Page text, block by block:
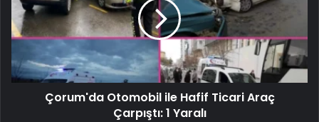
Çorum'da Otomobil ile Hafif Ticari Araç
Çarpıştı: 1 Yaralı